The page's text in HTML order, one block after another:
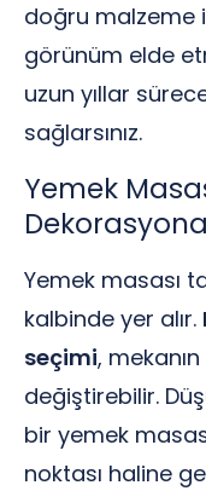
doğru malzeme
görünüm elde
uzun yıllar
sağlarsınız.
Yemek
Yemek masası
kalbinde yer alır.
seçimi,
değiştirebilir.
bir yemek
noktası haline